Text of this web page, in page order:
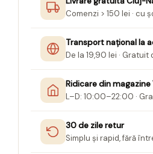
Carnetele notite copii
Jurnale cu cheita, lacat,
Pasta modelatoare
Harti de perete
Creta scolara
Glob Pamantesc Scolar
Materiale Didactice
Comenzi > 150 lei · cu
Transport național la
De la 19,90 lei · Gratuit
Ridicare din magazine
L–D: 10:00–22:00 ·
30 de zile retur
Simplu și rapid, fără